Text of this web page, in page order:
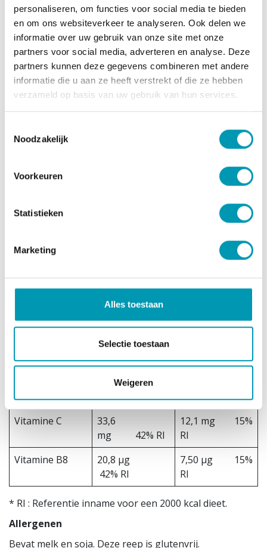
personaliseren, om functies voor social media te bieden
en om ons websiteverkeer te analyseren. Ook delen we
informatie over uw gebruik van onze site met onze
partners voor social media, adverteren en analyse. Deze
partners kunnen deze gegevens combineren met andere
informatie die u aan ze heeft verstrekt of die ze hebben
verzameld op basis van uw gebruik van hun services.
Noodzakelijk
Voorkeuren
Statistieken
Marketing
Alles toestaan
Selectie toestaan
Weigeren
Vitaminen
Vitaminen
per 100g
per reep (36g)
Vitamine A
337 µg 42
% RI
121 µg 15%
RI
Vitamine E
11,22 mg 93
4,04 mg 34%
0,18 mg 16%
0,22 mg 16%
2,45 mg 15%
% RI
RI
1,04 µg 42
% RI
Ri
2,58 mg 43
% RI
RI
86 µg 43
% RI
RI
Vitamine C
33,6
mg 42% RI
12,1 mg 15%
RI
Vitamine B8
20,8 µg
42% RI
7,50 µg 15%
RI
* RI : Referentie inname voor een 2000 kcal dieet.
Allergenen
Bevat melk en soja. Deze reep is glutenvrij.